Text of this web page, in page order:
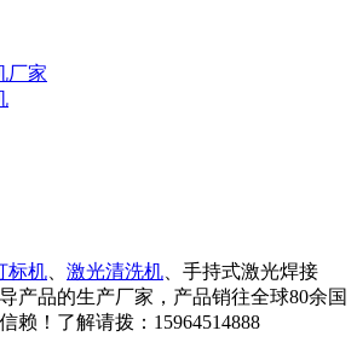
厂家
标机 激光清洗机 、手持式激光焊接
产品的生产厂家，产品销往全球80余国
赖！了解请拨：15964514888